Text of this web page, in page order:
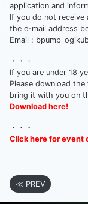
application and
If you do not receive
the e-mail address
Email :
・・・
If you are under 18
Please download
bring it with you on
Download here!
・・・
Click here for event
≪ PREV